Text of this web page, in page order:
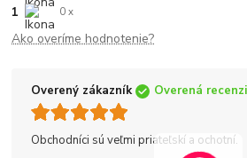
1 0 x
Ako overíme hodnotenie?
Overený zákazník Overená
Obchodníci sú veľmi priateľskí a ochotní.